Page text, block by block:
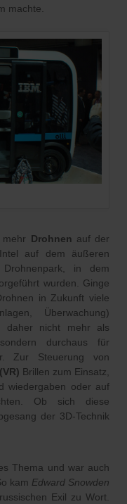
machte.
Drohnen auf der
auf dem äußeren
Drohnenpark, in dem
wurden. Ginge
in Zukunft viele
Überwachung)
daher nicht mehr als
durchaus für
Zur Steuerung von
Brillen zum Einsatz,
wiedergaben oder auf
Ob sich diese
der 3D-Technik
Thema und war auch
kam Edward Snowden
Exil zu Wort.